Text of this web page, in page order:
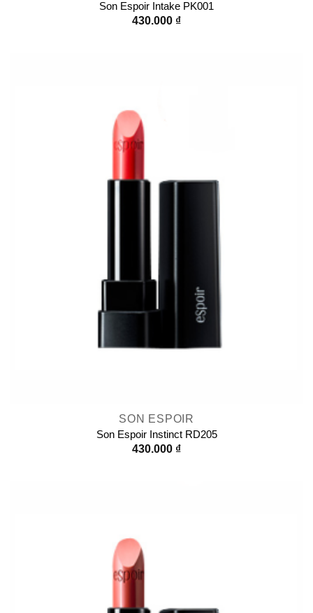
Son Espoir Intake PK001
430.000 ₫
SON ESPOIR
Son Espoir Instinct RD205
430.000 ₫